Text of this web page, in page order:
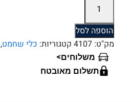
ערכת
שחמט
יוקרתית
מעץ
תאשור
הוספה לסל
מק"ט: 4107 קטגוריות: כלי שחמט,
משלוחים>
תשלום מאובטח